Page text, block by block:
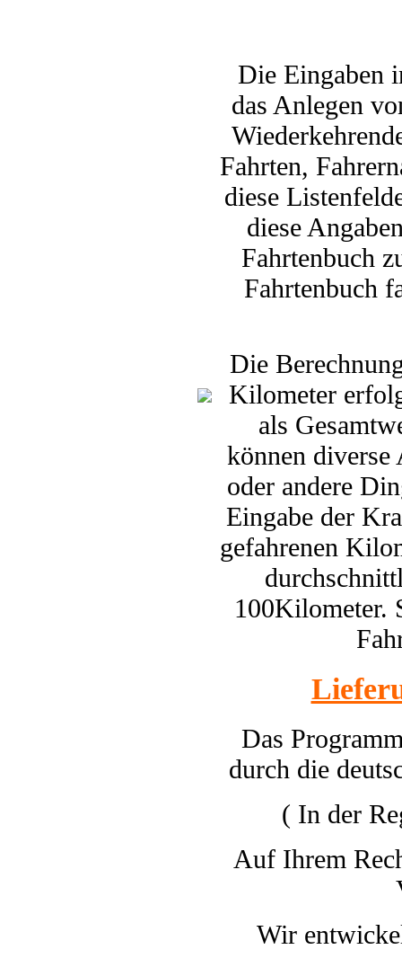
Die Eingaben
das Anlegen
Fahrten,
diese
diese
Fahrtenbuch
Fahrtenbuch
Die
Kilometer
als
können
oder andere
Eingabe der
gefahrenen
100Kilometer.
Das
durch die
( In der
Auf Ihrem
Wir